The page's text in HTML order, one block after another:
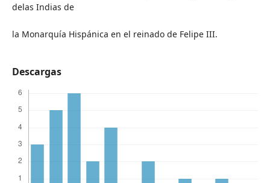
delas Indias de
la Monarquía Hispánica en el reinado de Felipe III.
Descargas